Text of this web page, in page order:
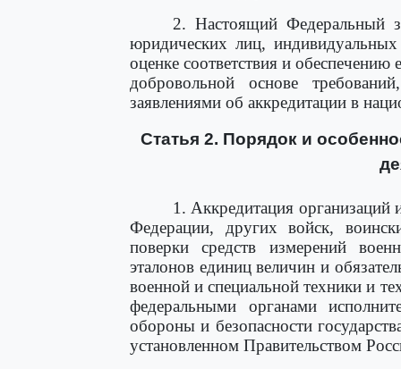
2. Настоящий Федеральный
юридических лиц,
оценке соответствия и
добровольной основе
заявлениями об аккредитации в
Статья 2. Порядок и
1. Аккредитация
Федерации, других войск,
поверки средств измерений
эталонов единиц величин и
военной и специальной техники и
федеральными органами
обороны и безопасности
установленном Правительством